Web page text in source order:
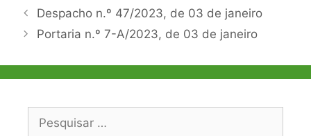
Navegação
de
Despacho n.º 47/2023, de 03 de janeiro
Portaria n.º 7-A/2023, de 03 de janeiro
Pesquisar